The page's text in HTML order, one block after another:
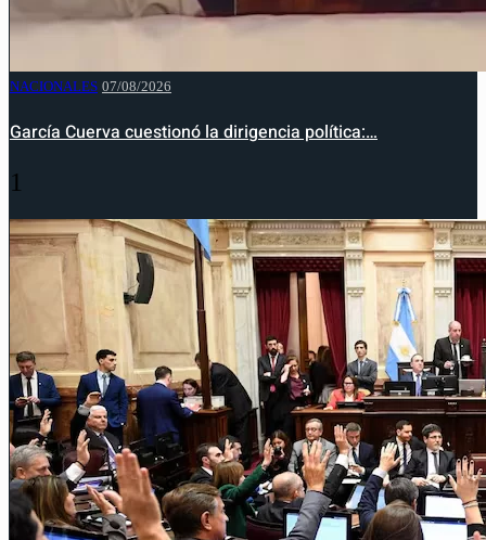
NACIONALES 07/08/2026
García Cuerva cuestionó la dirigencia política:…
1